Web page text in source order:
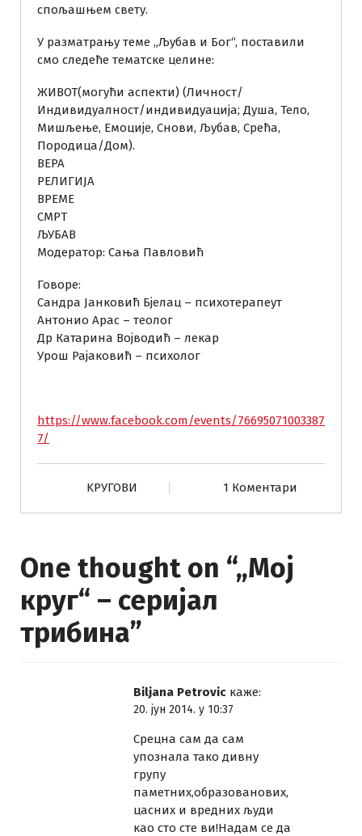
спољашњем свету.
У разматрању теме „Љубав и Бог“, поставили
смо следеће тематске целине:
ЖИВОТ(могући аспекти) (Личност/
Индивидуалност/индивидуација; Душа, Тело,
Мишљење, Емоције, Снови, Љубав, Срећа,
Породица/Дом).
ВЕРА
РЕЛИГИЈА
ВРЕМЕ
СМРТ
ЉУБАВ
Модератор: Сања Павловић
Говоре:
Сандра Јанковић Бјелац – психотерапеут
Антонио Арас – теолог
Др Катарина Војводић – лекар
Урош Рајаковић – психолог
https://www.facebook.com/events/76695071003387
7/
KРУГОВИ 1 Коментари
One thought on “„Мој
круг“ – серијал
трибина”
Biljana Petrovic каже:
20. јун 2014. у 10:37
Срецна сам да сам
упознала тако дивну
групу
паметних,образованових,
цасних и вредних људи
као сто сте ви!Надам се да